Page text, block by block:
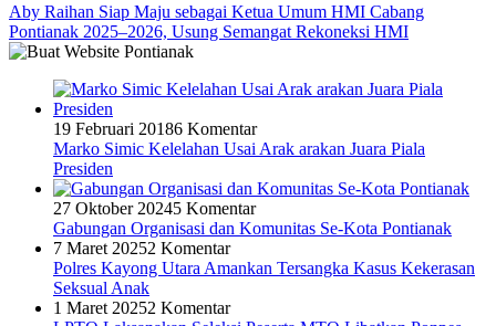
Aby Raihan Siap Maju sebagai Ketua Umum HMI Cabang
Pontianak 2025–2026, Usung Semangat Rekoneksi HMI
19 Februari 20186 Komentar
Marko Simic Kelelahan Usai Arak arakan Juara Piala
Presiden
27 Oktober 20245 Komentar
Gabungan Organisasi dan Komunitas Se-Kota Pontianak
7 Maret 20252 Komentar
Polres Kayong Utara Amankan Tersangka Kasus Kekerasan
Seksual Anak
1 Maret 20252 Komentar